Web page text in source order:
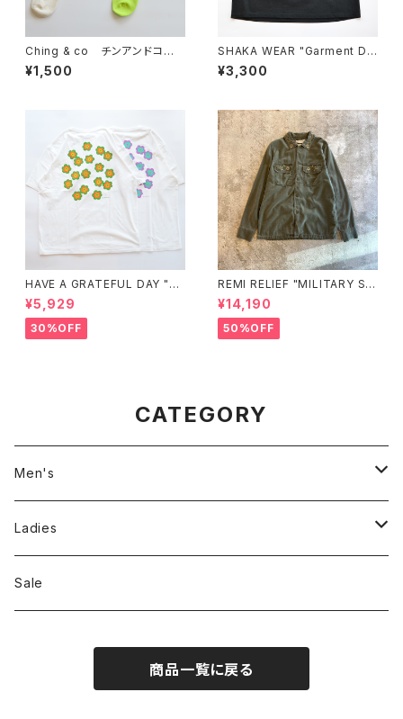
Ching & co チンアンドコー "
ショート丈Symbol"
¥1,500
SHAKA WEAR "Garment Dy
e Drop Shoulder 7.5 OZ"
¥3,300
HAVE A GRATEFUL DAY "T-
SHIRT -STONED"
¥5,929
30%OFF
REMI RELIEF "MILITARY SHI
RT（襟：花茎スタッズ）"
¥14,190
50%OFF
CATEGORY
Men's
Jackson Matisse
ILL180°
Ladies
Unfil
Sale
商品一覧に戻る